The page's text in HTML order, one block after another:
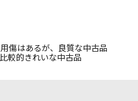
傷はあるが、良質な中古品
較的きれいな中古品